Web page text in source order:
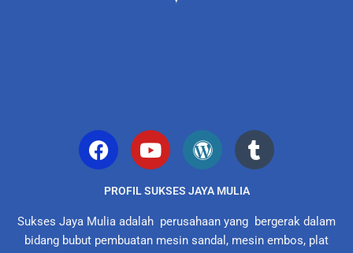
PROFIL SUKSES JAYA MULIA
Sukses Jaya Mulia adalah perusahaan yang bergerak dalam
bidang bubut pembuatan mesin sandal, mesin embos, plat